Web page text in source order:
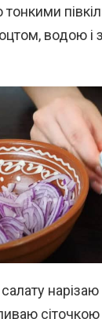
водою і
нарізаю
сіточкою